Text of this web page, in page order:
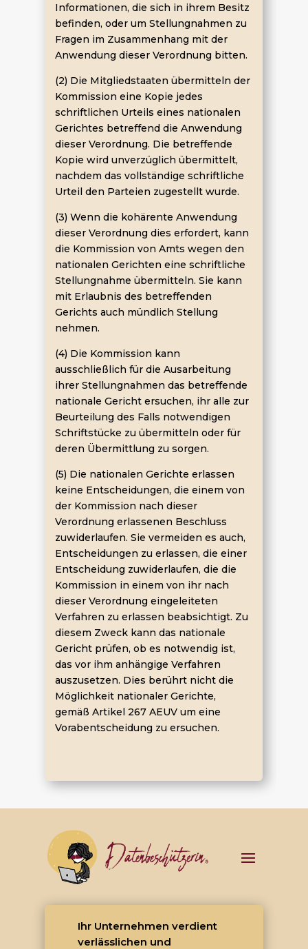
Informationen, die sich in ihrem Besitz
befinden, oder um Stellungnahmen zu
Fragen im Zusammenhang mit der
Anwendung dieser Verordnung bitten.
(2) Die Mitgliedstaaten übermitteln der
Kommission eine Kopie jedes
schriftlichen Urteils eines nationalen
Gerichtes betreffend die Anwendung
dieser Verordnung. Die betreffende
Kopie wird unverzüglich übermittelt,
nachdem das vollständige schriftliche
Urteil den Parteien zugestellt wurde.
(3) Wenn die kohärente Anwendung
dieser Verordnung dies erfordert, kann
die Kommission von Amts wegen den
nationalen Gerichten eine schriftliche
Stellungnahme übermitteln. Sie kann
mit Erlaubnis des betreffenden
Gerichts auch mündlich Stellung
nehmen.
(4) Die Kommission kann
ausschließlich für die Ausarbeitung
ihrer Stellungnahmen das betreffende
nationale Gericht ersuchen, ihr alle zur
Beurteilung des Falls notwendigen
Schriftstücke zu übermitteln oder für
deren Übermittlung zu sorgen.
(5) Die nationalen Gerichte erlassen
keine Entscheidungen, die einem von
der Kommission nach dieser
Verordnung erlassenen Beschluss
zuwiderlaufen. Sie vermeiden es auch,
Entscheidungen zu erlassen, die einer
Entscheidung zuwiderlaufen, die die
Kommission in einem von ihr nach
dieser Verordnung eingeleiteten
Verfahren zu erlassen beabsichtigt. Zu
diesem Zweck kann das nationale
Gericht prüfen, ob es notwendig ist,
das vor ihm anhängige Verfahren
auszusetzen. Dies berührt nicht die
Möglichkeit nationaler Gerichte,
gemäß Artikel 267 AEUV um eine
Vorabentscheidung zu ersuchen.
Ihr Unternehmen verdient
verlässlichen und